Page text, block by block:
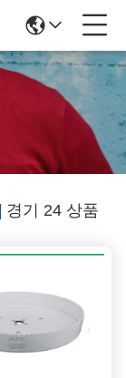
경기 24 상품